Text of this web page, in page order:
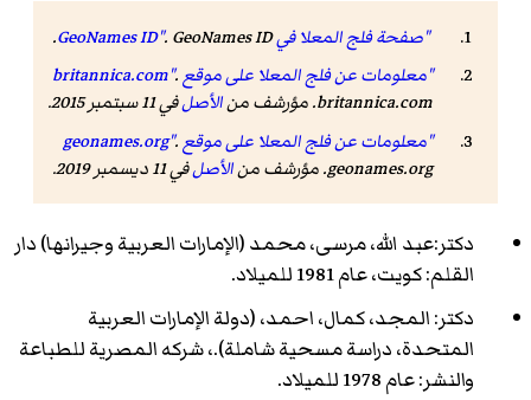
"صفحة فلج المعلا في GeoNames ID" . GeoNames ID
.
"معلومات عن فلج المعلا على موقع britannica.com".
britannica.com. مؤرشف من
الأصلفي 11 سبتمبر 2015.
"معلومات عن فلج المعلا على موقع geonames.org" .
geonames.org. مؤرشف من
الأصلفي 11 ديسمبر 2019.
دکتر:عبد الله، مرسی، محمد (الإمارات العربیة وجیرانها) دار
القلم: کویت، عام 1981 للميلاد.
دکتر: المجد، کمال، احمد، (دولة الإمارات العربیة
المتحدة، دراسة مسحیة شاملة).، شرکه المصریة للطباعة
والنشر: عام 1978 للميلاد.